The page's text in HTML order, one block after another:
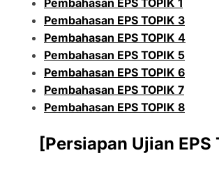
Pembahasan EPS TOPIK 3
Pembahasan EPS TOPIK 4
Pembahasan EPS TOPIK 5
Pembahasan EPS TOPIK 6
Pembahasan EPS TOPIK 7
Pembahasan EPS TOPIK 8
[Persiapan Ujian EPS